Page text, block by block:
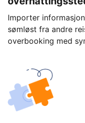
Importer
sømløst fra andre
overbooking med